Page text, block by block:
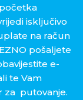
isključivo
na račun
pošaljete
e-
te Vam
za putovanje.